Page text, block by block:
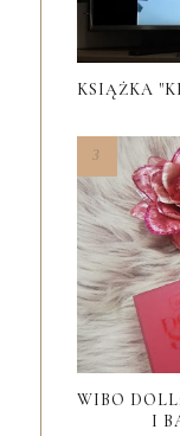
KSIĄŻKA
WIBO
I